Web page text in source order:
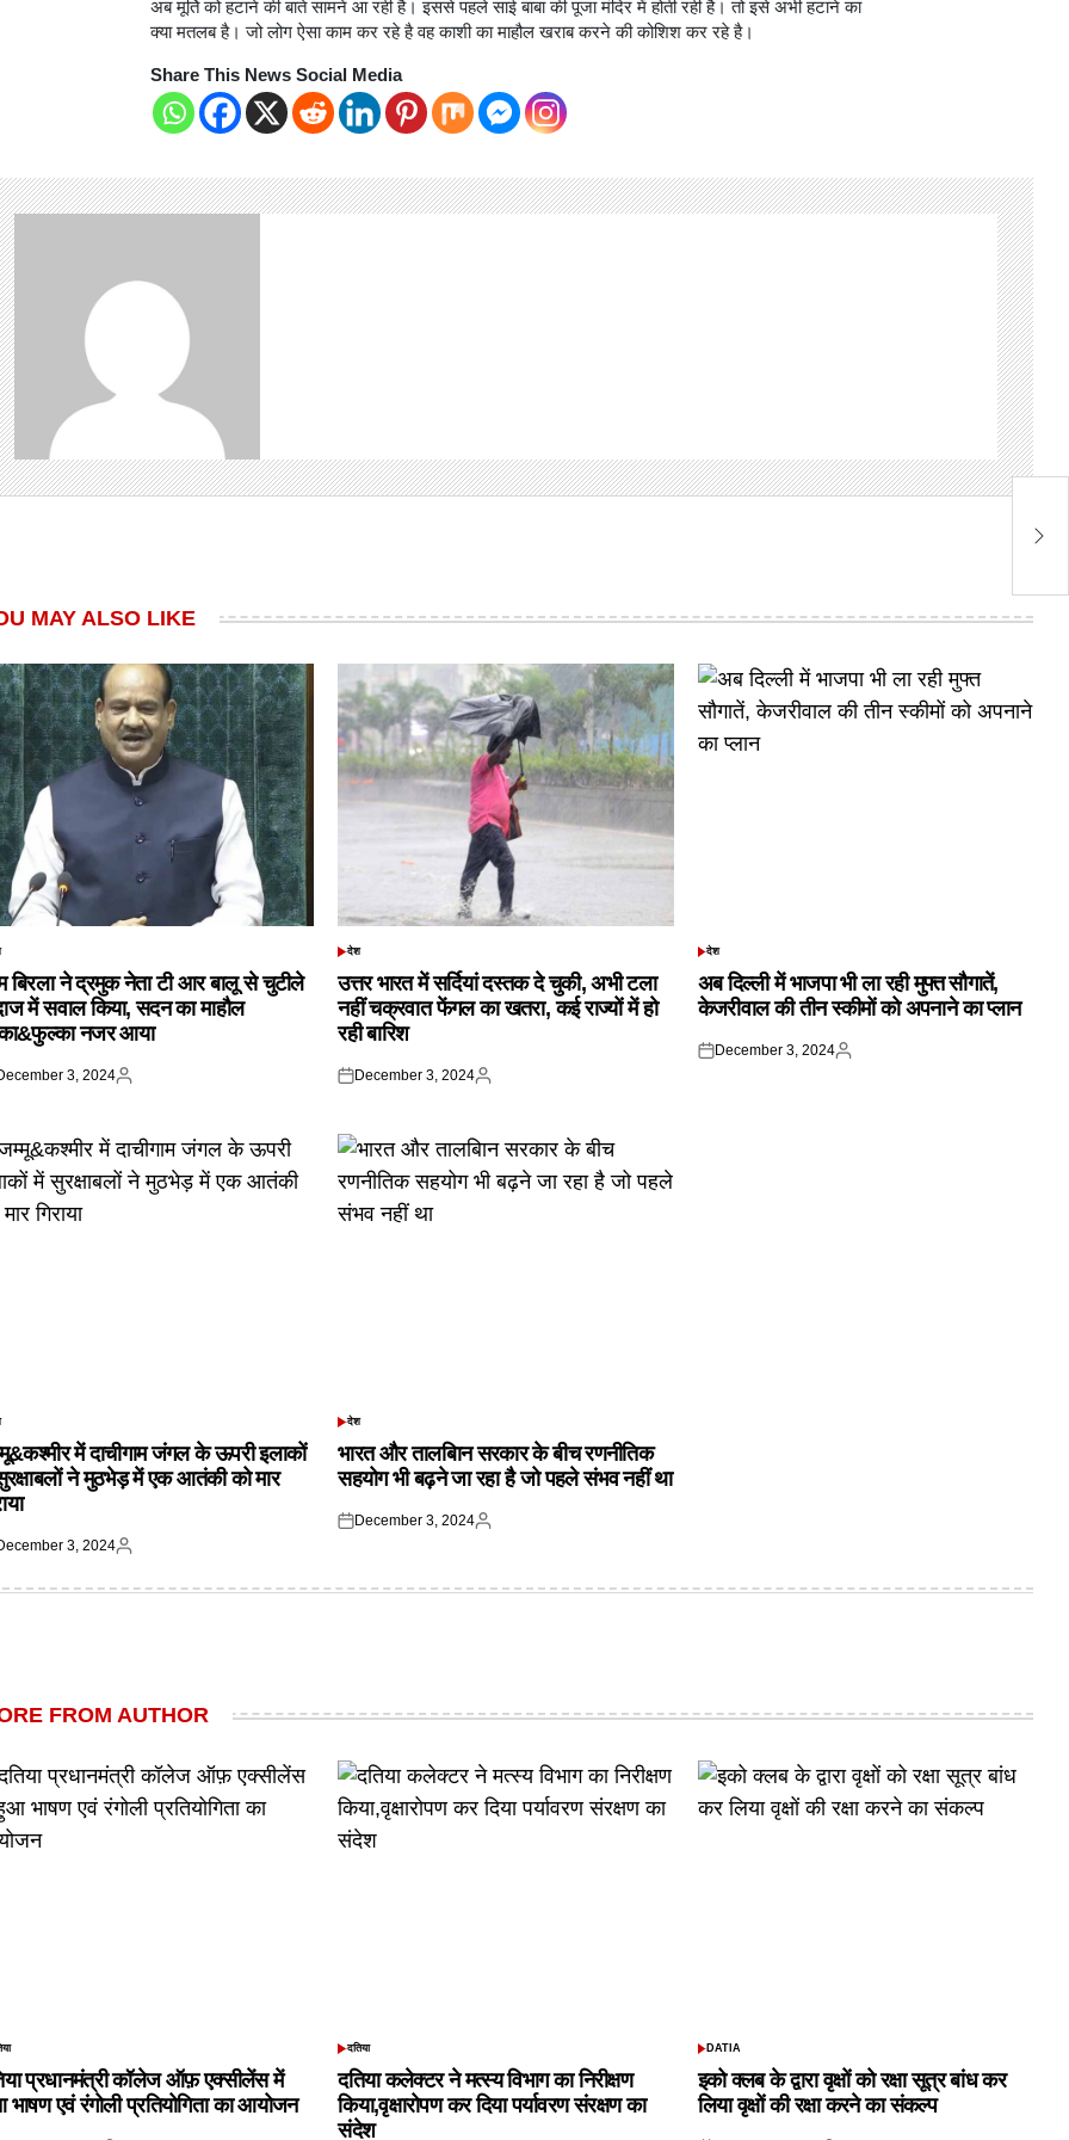
अब मूर्ति को हटाने की बाते सामने आ रही है। इससे पहले साई बाबा की पूजा मंदिर में होती रही है। तो इसे अभी हटाने का
क्या मतलब है। जो लोग ऐसा काम कर रहे है वह काशी का माहौल खराब करने की कोशिश कर रहे है।
Share This News Social Media
MAY ALSO LIKE
बिरला ने द्रमुक नेता टी आर बालू से चुटीले
में सवाल किया, सदन का माहौल
नजर आया
3, 2024
Posted
POSTED
देश
उत्तर भारत में सर्दियां दस्तक दे चुकी, अभी टला
नहीं चक्रवात फेंगल का खतरा, कई राज्यों में हो
रही बारिश
Posted
December 3, 2024
Posted
POSTED
देश
अब दिल्ली में भाजपा भी ला रही मुफ्त सौगातें,
केजरीवाल की तीन स्कीमों को अपनाने का प्लान
Posted
December 3, 2024
Posted
में दाचीगाम जंगल के ऊपरी इलाकों
ने मुठभेड़ में एक आतंकी को मार
3, 2024
Posted
POSTED
देश
भारत और तालबिान सरकार के बीच रणनीतिक
सहयोग भी बढ़ने जा रहा है जो पहले संभव नहीं था
Posted
December 3, 2024
Posted
FROM AUTHOR
प्रधानमंत्री कॉलेज ऑफ़ एक्सीलेंस में
एवं रंगोली प्रतियोगिता का आयोजन
POSTED
दतिया
दतिया कलेक्टर ने मत्स्य विभाग का निरीक्षण
किया,वृक्षारोपण कर दिया पर्यावरण संरक्षण का
संदेश
POSTED
DATIA
इको क्लब के द्वारा वृक्षों को रक्षा सूत्र बांध कर
लिया वृक्षों की रक्षा करने का संकल्प